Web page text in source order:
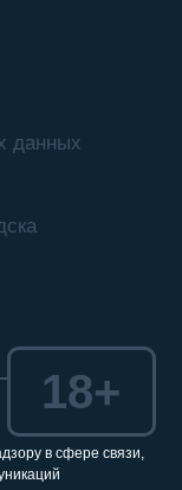
данных
в сфере связи,
18+